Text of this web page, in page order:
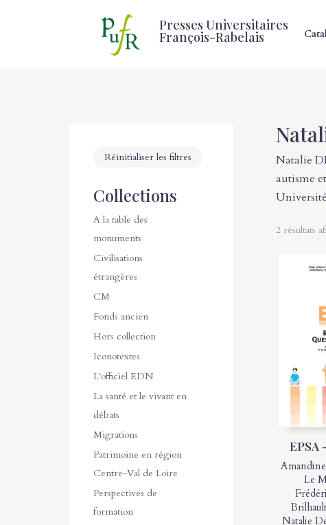
Presses Universitaires
François-Rabelais
Réinitialiser les filtres
Collections
A la table des
monuments
Civilisations
étrangères
CM
Fonds ancien
Hors collection
Iconotextes
L'officiel EDN
La santé et le vivant en
débats
Migrations
Patrimoine en région
Centre-Val de Loire
Perspectives de
formation
Natalie
autisme
2 résultats
EPSA
Le
Natalie